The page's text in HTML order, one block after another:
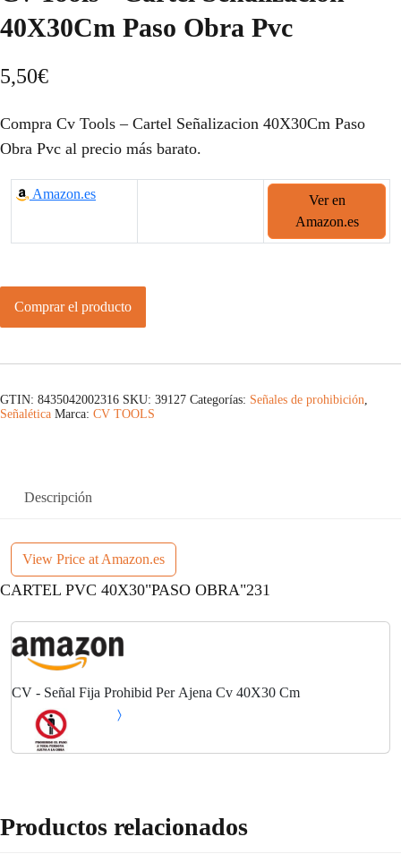
40X30Cm Paso Obra Pvc
5,50€
Compra Cv Tools – Cartel Señalizacion 40X30Cm Paso
Obra Pvc al precio más barato.
Amazon.es
Ver en
Amazon.es
Comprar el producto
GTIN: 8435042002316 SKU: 39127 Categorías: Señales de prohibición,
Señalética Marca: CV TOOLS
Descripción
View Price at Amazon.es
CARTEL PVC 40X30"PASO OBRA"231
CV - Señal Fija Prohibid Per Ajena Cv 40X30 Cm
Productos relacionados